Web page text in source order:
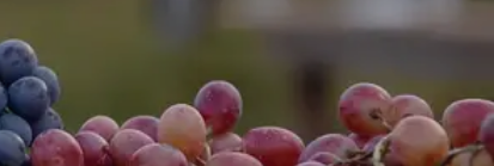
nubilato